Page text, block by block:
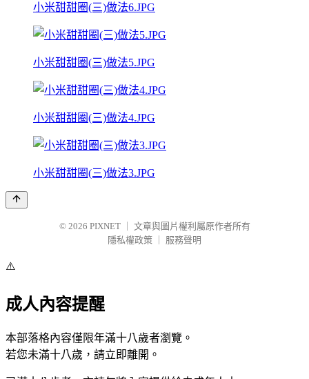
小米甜甜圈(三)做法6.JPG
小米甜甜圈(三)做法5.JPG
小米甜甜圈(三)做法4.JPG
小米甜甜圈(三)做法3.JPG
© 2026 PIXNET
文章與圖片權利屬原作者所有
隱私權政策
服務聲明
⚠️
成人內容提醒
本部落格內容僅限年滿十八歲者瀏覽。
若您未滿十八歲，請立即離開。